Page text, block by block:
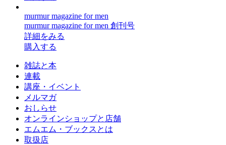
murmur magazine for men
murmur magazine for men 創刊号
詳細をみる
購入する
雑誌と本
連載
講座・イベント
メルマガ
おしらせ
オンラインショップと店舗
エムエム・ブックスとは
取扱店